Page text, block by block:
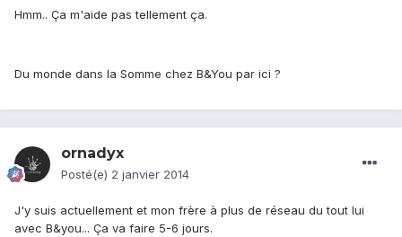
Hmm.. Ça m'aide pas tellement ça.
Du monde dans la Somme chez B&You par ici ?
ornadyx
Posté(e) 2 janvier 2014
J'y suis actuellement et mon frère à plus de réseau du tout lui
avec B&you... Ça va faire 5-6 jours.